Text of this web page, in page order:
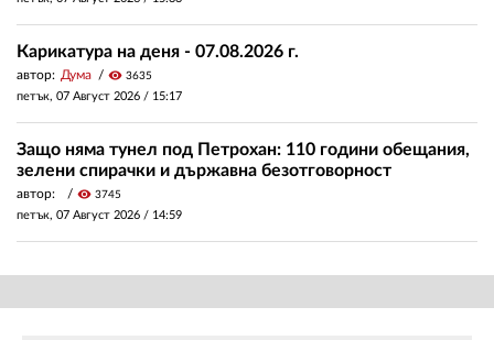
Карикатура на деня - 07.08.2026 г.
автор: Дума visibility 3635
петък, 07 Август 2026 / 15:17
Защо няма тунел под Петрохан: 110 години обещания,
зелени спирачки и държавна безотговорност
автор: visibility 3745
петък, 07 Август 2026 / 14:59